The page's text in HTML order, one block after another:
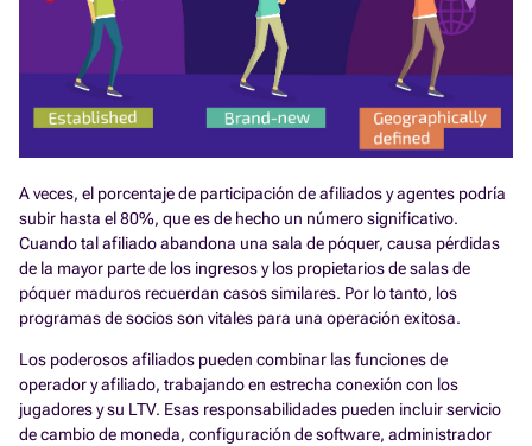
A veces, el porcentaje de participación de afiliados y agentes podría
subir hasta el 80%, que es de hecho un número significativo.
Cuando tal afiliado abandona una sala de póquer, causa pérdidas
de la mayor parte de los ingresos y los propietarios de salas de
póquer maduros recuerdan casos similares. Por lo tanto, los
programas de socios son vitales para una operación exitosa.
Los poderosos afiliados pueden combinar las funciones de
operador y afiliado, trabajando en estrecha conexión con los
jugadores y su LTV. Esas responsabilidades pueden incluir servicio
de cambio de moneda, configuración de software, administrador